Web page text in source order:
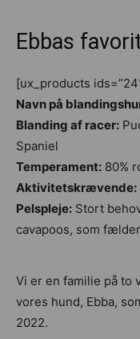
Ebbas
[ux_products
Navn på
Blanding af racer:
Spaniel
Temperament: 80%
Aktivitetskrævende:
Pelspleje: Stort
cavapoos, som fælder
Vi er en familie på to
vores hund, Ebba,
2022.